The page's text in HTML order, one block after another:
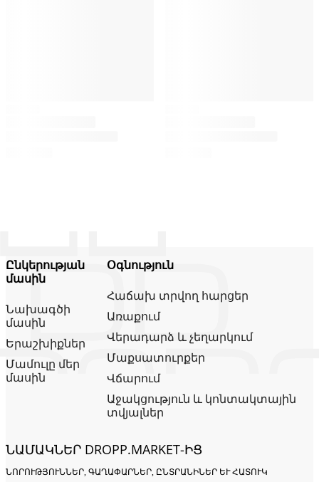
Ընկերության
մասին
Նախագծի
մասին
Երաշխիքներ
Մամուլը մեր
մասին
Օգնություն
Հաճախ տրվող հարցեր
Առաքում
Վերադարձ և չեղարկում
Մաքսատուրքեր
Վճարում
Աջակցություն և կոնտակտային
տվյալներ
ՆԱՄԱԿՆԵՐ DROPP.MARKET-ԻՑ
ՆՈՐՈՒԹՅՈՒՆՆԵՐ, ԳԱՂԱՓԱՐՆԵՐ, ԸՆՏՐԱՆԻՆԵՐ ԵՒ ՀԱՏՈՒԿ Ա